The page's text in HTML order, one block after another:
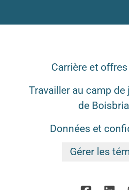
Carrière et
Travailler au camp de
de
Données et
Gérer les